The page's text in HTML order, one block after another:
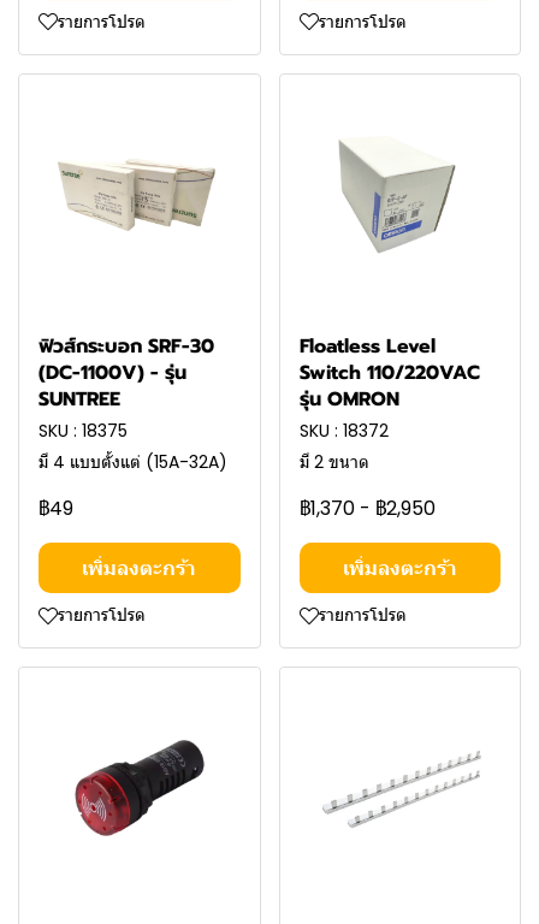
รายการโปรด
รายการโปรด
ฟิวส์กระบอก SRF-30
(DC-1100V) - รุ่น
SUNTREE
SKU : 18375
มี 4 แบบตั้งแต่ (15A-32A)
฿49
เพิ่มลงตะกร้า
รายการโปรด
Floatless Level
Switch 110/220VAC
รุ่น OMRON
SKU : 18372
มี 2 ขนาด
฿1,370- ฿2,950
เพิ่มลงตะกร้า
รายการโปรด